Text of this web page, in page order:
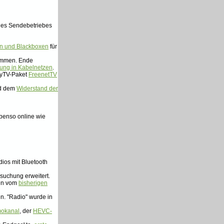
Sendebetriebes
und Blackboxen für
Ende
in Kabelnetzen.
Paket FreenetTV
dem Widerstand der
online wie
mit Bluetooth
erweitert.
vom bisherigen
"Radio" wurde in
, der HEVC-